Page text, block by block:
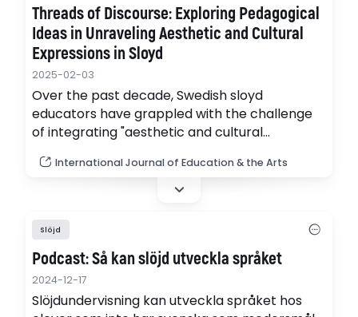
Threads of Discourse: Exploring Pedagogical
Ideas in Unraveling Aesthetic and Cultural
Expressions in Sloyd
2025-02-03
Over the past decade, Swedish sloyd
educators have grappled with the challenge
of integrating "aesthetic and cultural
article examines the evolution of the concept
aesthetical and cultural expressions in
International Journal of Education & the Arts
Slöjd
Podcast: Så kan slöjd utveckla språket
2024-12-17
Slöjdundervisning kan utveckla språket hos